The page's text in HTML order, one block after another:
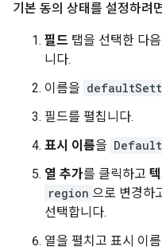
기본 동의 상태를 설정하려
필드 탭을 선택한 다음
니다.
이름을
필드를 펼칩니다.
표시 이름을
열 추가를 클릭하고
region 으로 변경하
선택합니다.
열을 펼치고 표시 이